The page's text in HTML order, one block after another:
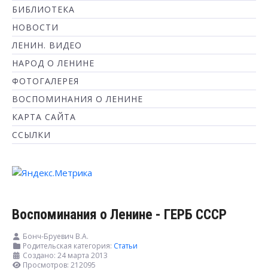
БИБЛИОТЕКА
НОВОСТИ
ЛЕНИН. ВИДЕО
НАРОД О ЛЕНИНЕ
ФОТОГАЛЕРЕЯ
ВОСПОМИНАНИЯ О ЛЕНИНЕ
КАРТА САЙТА
ССЫЛКИ
Воспоминания о Ленине - ГЕРБ СССР
Бонч-Бруевич В.А.
Родительская категория: Статьи
Создано: 24 марта 2013
Просмотров: 212095